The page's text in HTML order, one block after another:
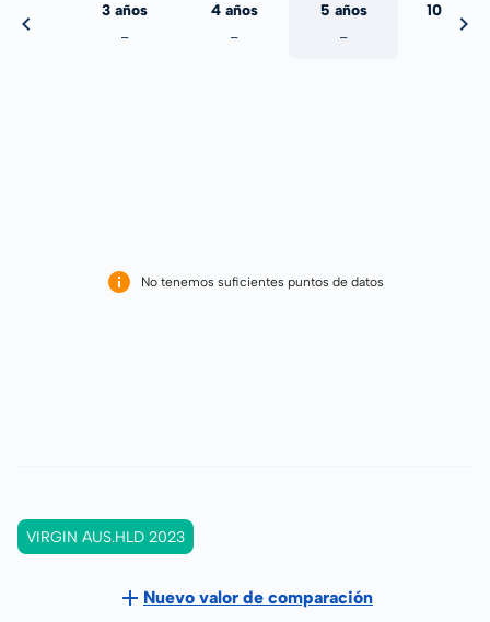
3 años
-
4 años
-
5 años
-
10 años
No tenemos suficientes puntos de datos
VIRGIN AUS.HLD 2023
Nuevo valor de comparación